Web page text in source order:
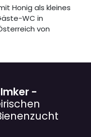
Honig als kleines
WC in
von
-